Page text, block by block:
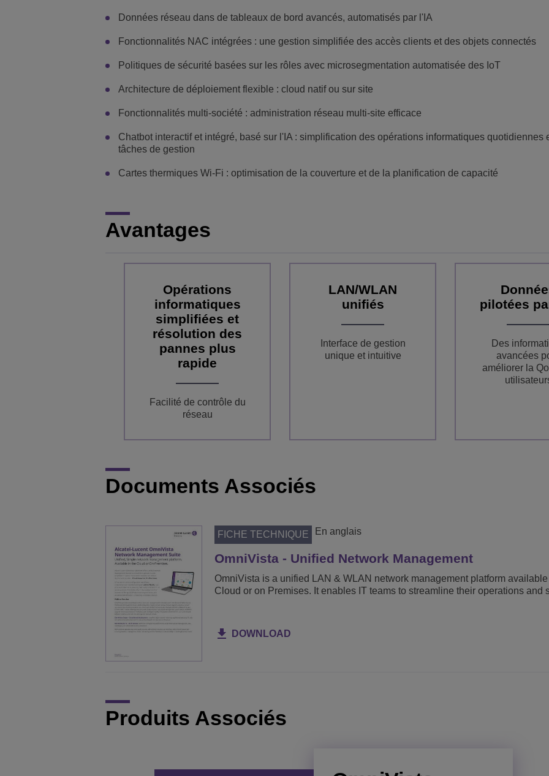
Données réseau dans de tableaux de bord avancés, automatisés par l'IA
Fonctionnalités NAC intégrées : une gestion simplifiée des accès clients et des objets connectés
Politiques de sécurité basées sur les rôles avec microsegmentation automatisée des IoT
Architecture de déploiement flexible : cloud natif ou sur site
Fonctionnalités multi-société : administration réseau multi-site efficace
Chatbot interactif et intégré, basé sur l'IA : simplification des opérations informatiques quotidiennes
tâches de gestion
Cartes thermiques Wi-Fi : optimisation de la couverture et de la planification de capacité
Avantages
Opérations
informatiques
simplifiées et
résolution des
pannes plus
rapide
Facilité de contrôle du
réseau
LAN/WLAN
unifiés
Interface de gestion
unique et intuitive
pilotées
Des
avancées
améliorer la
Documents Associés
FICHE TECHNIQUE En anglais
OmniVista - Unified Network Management
OmniVista is a unified LAN & WLAN network management platform
Cloud or on Premises. It enables IT teams to streamline their operations and
DOWNLOAD
Produits Associés